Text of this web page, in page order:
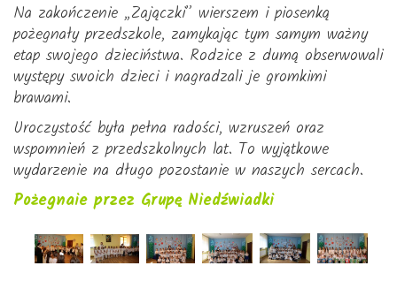
Na zakończenie „Zajączki” wierszem i piosenką
pożegnały przedszkole, zamykając tym samym ważny
etap swojego dzieciństwa. Rodzice z dumą obserwowali
występy swoich dzieci i nagradzali je gromkimi
brawami.
Uroczystość była pełna radości, wzruszeń oraz
wspomnień z przedszkolnych lat. To wyjątkowe
wydarzenie na długo pozostanie w naszych sercach.
Pożegnaie przez Grupę Niedźwiadki